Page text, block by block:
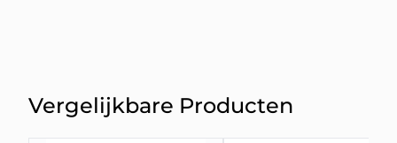
Vergelijkbare Producten